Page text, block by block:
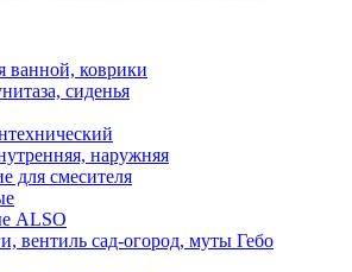
ванной, коврики
сиденья
наружняя
для смесителя
ALSO
вентиль сад-огород, муты Гебо